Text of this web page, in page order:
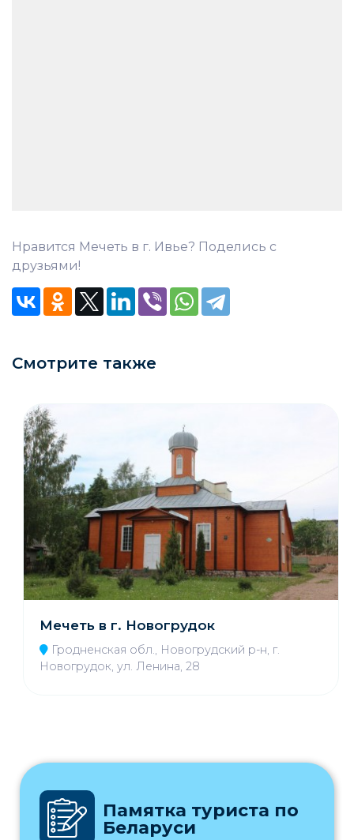
Нравится Мечеть в г. Ивье? Поделись с
друзьями!
Смотрите также
Мечеть в г. Новогрудок
Гродненская обл., Новогрудский р-н, г.
Новогрудок, ул. Ленина, 28
Памятка туриста по
Беларуси